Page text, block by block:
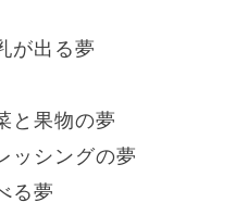
が出る夢
と果物の夢
ッシングの夢
る夢